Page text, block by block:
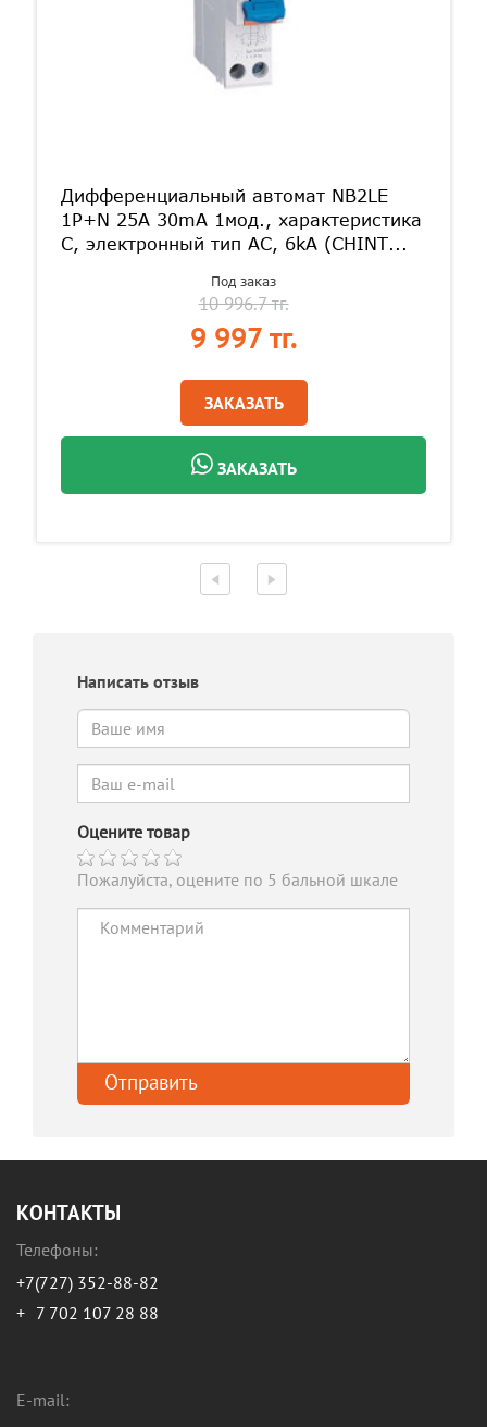
Дифференциальный автомат NB2LE
1P+N 25A 30mA 1мод., характеристика
С, электронный тип AС, 6kA (CHINT...
Под заказ
10 996.7 тг.
9 997 тг.
ЗАКАЗАТЬ
ЗАКАЗАТЬ
Написать отзыв
Оцените товар
Пожалуйста, оцените по 5 бальной шкале
КОНТАКТЫ
Телефоны:
+7(727) 352-88-82
+ 7 702 107 28 88
E-mail: